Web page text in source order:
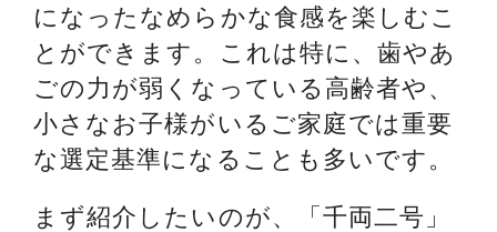
になったなめらかな食感を楽しむこ
とができます。これは特に、歯やあ
ごの力が弱くなっている高齢者や、
小さなお子様がいるご家庭では重要
な選定基準になることも多いです。
まず紹介したいのが、「千両二号」